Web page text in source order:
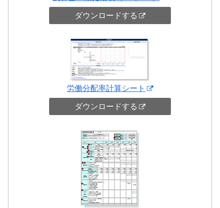
ダウンロードする
労働分配率計算シート
ダウンロードする